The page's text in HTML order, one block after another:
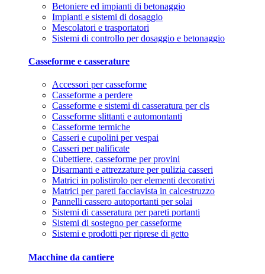
Betoniere ed impianti di betonaggio
Impianti e sistemi di dosaggio
Mescolatori e trasportatori
Sistemi di controllo per dosaggio e betonaggio
Casseforme e casserature
Accessori per casseforme
Casseforme a perdere
Casseforme e sistemi di casseratura per cls
Casseforme slittanti e automontanti
Casseforme termiche
Casseri e cupolini per vespai
Casseri per palificate
Cubettiere, casseforme per provini
Disarmanti e attrezzature per pulizia casseri
Matrici in polistirolo per elementi decorativi
Matrici per pareti facciavista in calcestruzzo
Pannelli cassero autoportanti per solai
Sistemi di casseratura per pareti portanti
Sistemi di sostegno per casseforme
Sistemi e prodotti per riprese di getto
Macchine da cantiere